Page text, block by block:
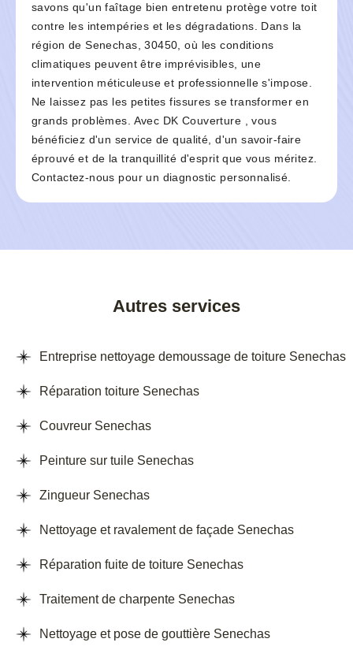
savons qu'un faîtage bien entretenu protège votre toit
contre les intempéries et les dégradations. Dans la
région de Senechas, 30450, où les conditions
climatiques peuvent être imprévisibles, une
intervention méticuleuse et professionnelle s'impose.
Ne laissez pas les petites fissures se transformer en
grands problèmes. Avec DK Couverture , vous
bénéficiez d'un service de qualité, d'un savoir-faire
éprouvé et de la tranquillité d'esprit que vous méritez.
Contactez-nous pour un diagnostic personnalisé.
Autres services
Entreprise nettoyage demoussage de toiture Senechas
Réparation toiture Senechas
Couvreur Senechas
Peinture sur tuile Senechas
Zingueur Senechas
Nettoyage et ravalement de façade Senechas
Réparation fuite de toiture Senechas
Traitement de charpente Senechas
Nettoyage et pose de gouttière Senechas